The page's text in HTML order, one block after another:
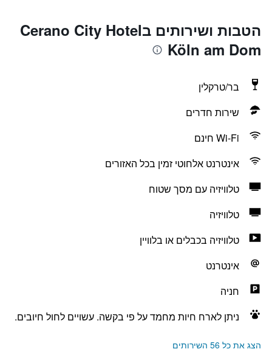
הטבות ושירותים בCerano City Hotel
Köln am Dom
בר/טרקלין
שירות חדרים
Wi-Fi חינם
אינטרנט אלחוטי זמין בכל האזורים
טלוויזיה עם מסך שטוח
טלוויזיה
טלוויזיה בכבלים או בלוויין
אינטרנט
חניה
ניתן לארח חיות מחמד על פי בקשה. עשויים לחול חיובים.
הצג את כל 56 השירותים